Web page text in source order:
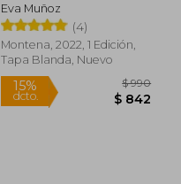
Eva Muñoz
(4)
Montena, 2022, 1 Edición,
Tapa Blanda, Nuevo